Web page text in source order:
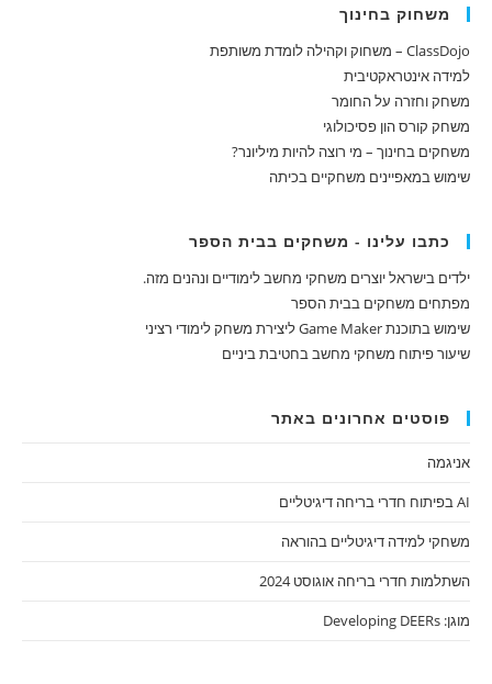
משחוק בחינוך
ClassDojo – משחוק וקהילה לומדת משותפת
למידה אינטראקטיבית
משחק וחזרה על החומר
משחק קורס הון פסיכולוגי
משחקים בחינוך – מי רוצה להיות מיליונר?
שימוש במאפיינים משחקיים בכיתה
כתבו עלינו - משחקים בבית הספר
ילדים בישראל יוצרים משחקי מחשב לימודיים ונהנים מזה.
מפתחים משחקים בבית הספר
שימוש בתוכנת Game Maker ליצירת משחק לימודי רציני
שיעור פיתוח משחקי מחשב בחטיבת ביניים
פוסטים אחרונים באתר
אניגמה
AI בפיתוח חדרי בריחה דיגיטליים
משחקי למידה דיגיטליים בהוראה
השתלמות חדרי בריחה אוגוסט 2024
מוגן: Developing DEERs